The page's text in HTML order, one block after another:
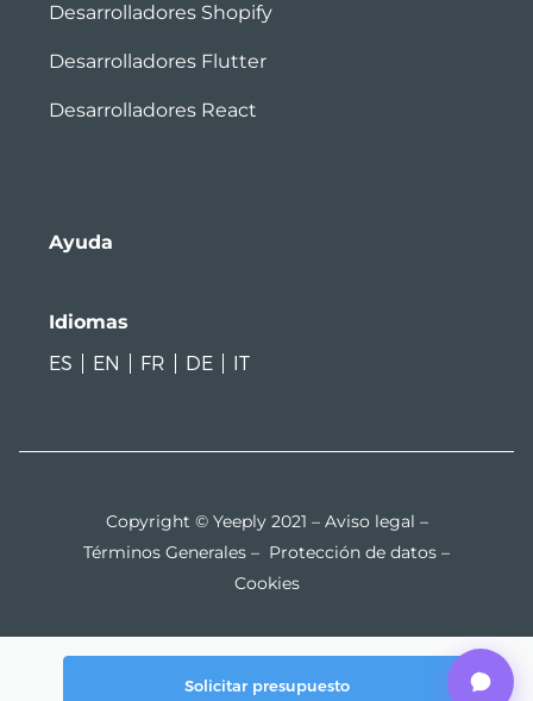
Desarrolladores Shopify
Desarrolladores Flutter
Desarrolladores React
Ayuda
Idiomas
ES
EN FR DE IT
Solicitar presupuesto
Copyright © Yeeply 2021 – Aviso legal –
Términos Generales – Protección de datos –
Cookies